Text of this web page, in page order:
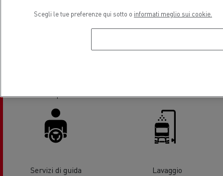
sponda idraulica
Servizi di guida Lavaggio
Scegli le tue preferenze qui sotto o informati meglio sui cookie.